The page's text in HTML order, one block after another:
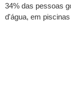
34% das pessoas
d'água, em